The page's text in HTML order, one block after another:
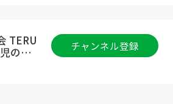
きます！いつでもどこでも
とができるオンラインの教
TERU
の悩
チャンネル登録